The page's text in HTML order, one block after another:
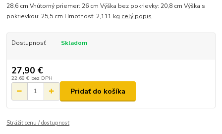
28,6 cm Vnútorný priemer: 26 cm Výška bez pokrievky: 20,8 cm Výška s
pokrievkou: 25,5 cm Hmotnosť: 2,111 kg celý popis
Dostupnosť Skladom
27,90 €
22,68 € bez DPH
Pridať do košíka
Strážiť cenu / dostupnosť